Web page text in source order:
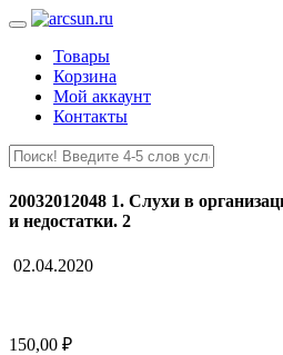
Товары
Корзина
Мой аккаунт
Контакты
20032012048 1. Слухи в
и недостатки. 2
02.04.2020
150,00 ₽